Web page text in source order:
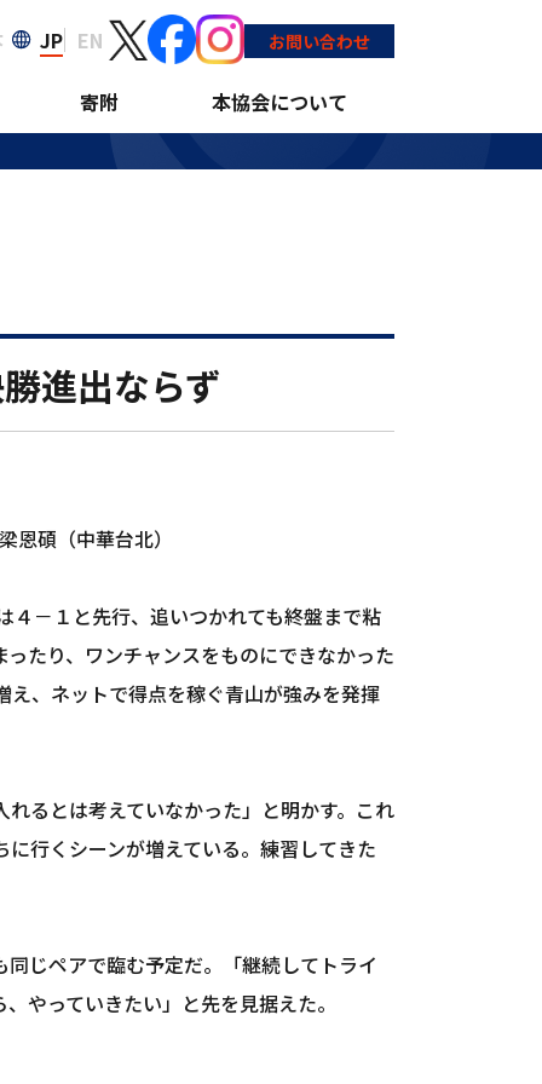
JP EN お問い合わせ
寄附 本協会について
進出ならず
碩（中華台北）
－１と先行、追いつかれても終盤まで粘
たり、ワンチャンスをものにできなかった
、ネットで得点を稼ぐ青山が強みを発揮
るとは考えていなかった」と明かす。これ
行くシーンが増えている。練習してきた
じペアで臨む予定だ。「継続してトライ
やっていきたい」と先を見据えた。